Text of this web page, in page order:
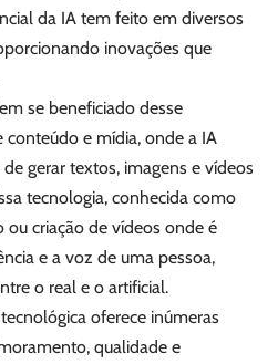
da IA tem feito em diversos
inovações que
se beneficiado desse
conteúdo e mídia, onde a IA
gerar textos, imagens e vídeos
tecnologia, conhecida como
ou criação de vídeos onde é
e a voz de uma pessoa,
o real e o artificial.
oferece inúmeras
qualidade e